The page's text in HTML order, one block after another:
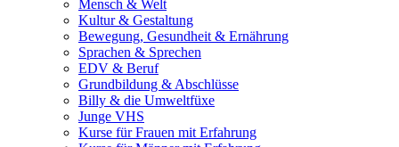
Mensch & Welt
Kultur & Gestaltung
Bewegung, Gesundheit & Ernährung
Sprachen & Sprechen
EDV & Beruf
Grundbildung & Abschlüsse
Billy & die Umweltfüxe
Junge VHS
Kurse für Frauen mit Erfahrung